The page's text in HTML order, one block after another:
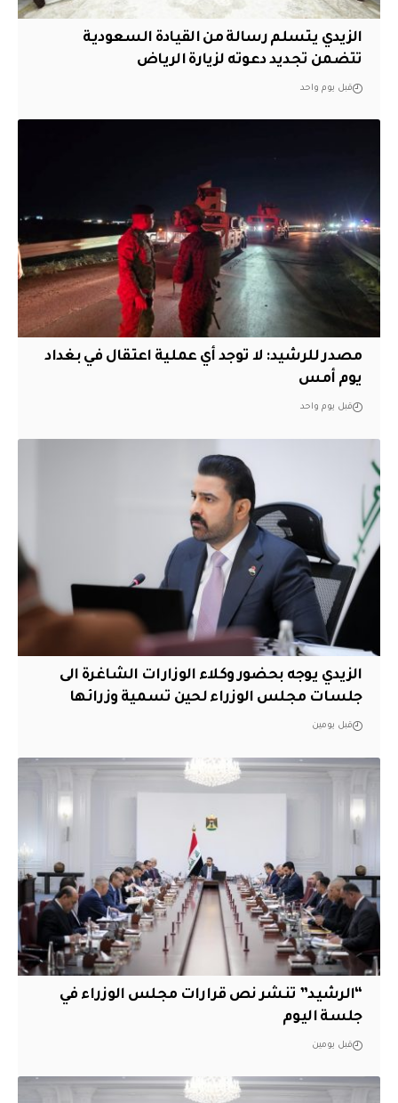
الزيدي يتسلم رسالة من القيادة السعودية
تتضمن تجديد دعوته لزيارة الرياض
قبل يوم واحد
مصدر للرشيد: لا توجد أي عملية اعتقال في بغداد
يوم أمس
قبل يوم واحد
الزيدي يوجه بحضور وكلاء الوزارات الشاغرة الى
جلسات مجلس الوزراء لحين تسمية وزرائها
قبل يومين
“الرشيد” تنشر نص قرارات مجلس الوزراء في
جلسة اليوم
قبل يومين